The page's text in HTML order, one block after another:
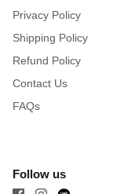
Privacy Policy
Shipping Policy
Refund Policy
Contact Us
FAQs
Follow us